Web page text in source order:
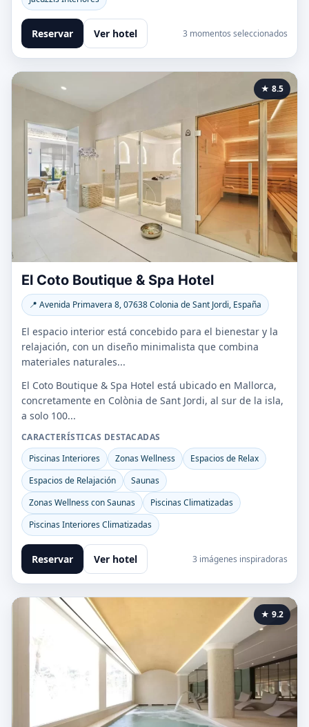
Reservar Ver hotel 3 momentos seleccionados
★ 8.5
El Coto Boutique & Spa Hotel
📍 Avenida Primavera 8, 07638 Colonia de Sant Jordi, España
El espacio interior está concebido para el bienestar y la
relajación, con un diseño minimalista que combina
materiales naturales...
El Coto Boutique & Spa Hotel está ubicado en Mallorca,
concretamente en Colònia de Sant Jordi, al sur de la isla,
a solo 100...
CARACTERÍSTICAS DESTACADAS
Piscinas Interiores
Zonas Wellness
Espacios de Relax
Espacios de Relajación
Saunas
Zonas Wellness con Saunas
Piscinas Climatizadas
Piscinas Interiores Climatizadas
Reservar Ver hotel 3 imágenes inspiradoras
★ 9.2